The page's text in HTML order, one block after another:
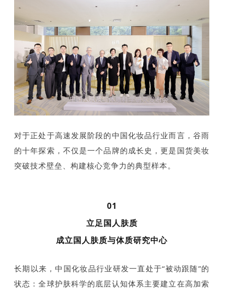
对于正处于高速发展阶段的中国化妆品行业而言，谷雨
的十年探索，不仅是一个品牌的成长史，更是国货美妆
突破技术壁垒、构建核心竞争力的典型样本。
01
立足国人肤质
成立国人肤质与体质研究中心
长期以来，中国化妆品行业研发一直处于“被动跟随”的
状态：全球护肤科学的底层认知体系主要建立在高加索